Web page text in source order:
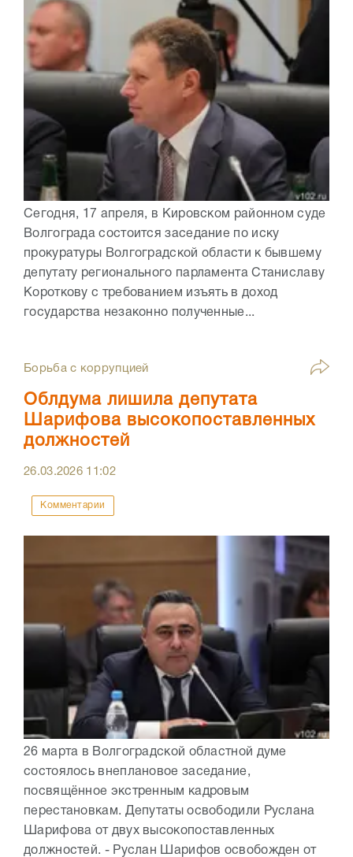
Сегодня, 17 апреля, в Кировском районном суде
Волгограда состоится заседание по иску
прокуратуры Волгоградской области к бывшему
депутату регионального парламента Станиславу
Короткову с требованием изъять в доход
государства незаконно полученные...
Борьба с коррупцией
Облдума лишила депутата
Шарифова высокопоставленных
должностей
26.03.2026 11:02
Комментарии
26 марта в Волгоградской областной думе
состоялось внеплановое заседание,
посвящённое экстренным кадровым
перестановкам. Депутаты освободили Руслана
Шарифова от двух высокопоставленных
должностей. - Руслан Шарифов освобожден от